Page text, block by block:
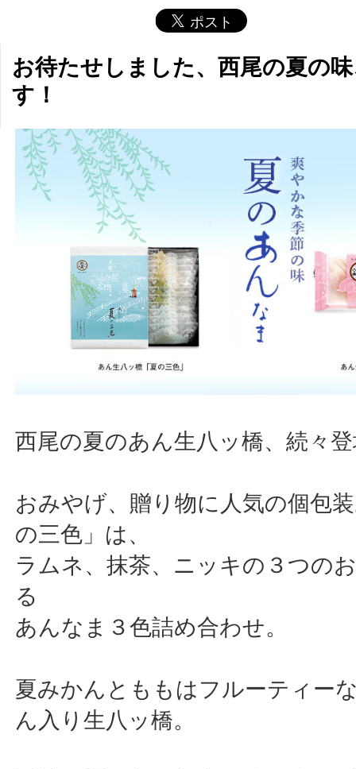
お待たせしました、西尾の夏の
す！
西尾の夏のあん生八ッ橋、続々
おみやげ、贈り物に人気の個包
の三色」は、
ラムネ、抹茶、ニッキの３つの
る
あんなま３色詰め合わせ。
夏みかんとももはフルーティー
ん入り生八ッ橋。